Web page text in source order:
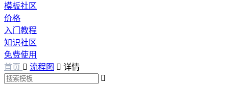
模板社区
价格
入门教程
知识社区
免费使用
首页  流程图  详情
